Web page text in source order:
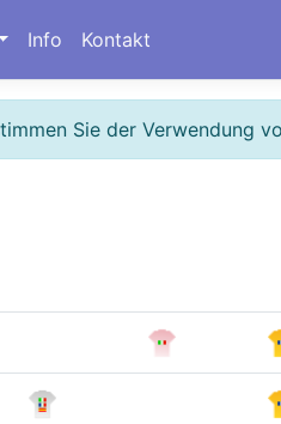
Info Kontakt
Sie der Verwendung